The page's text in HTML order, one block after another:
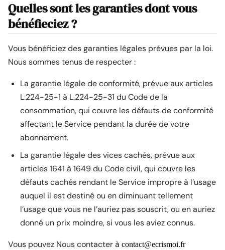
Quelles sont les garanties dont vous
bénéfieciez ?
Vous bénéficiez des garanties légales prévues par la loi.
Nous sommes tenus de respecter :
La garantie légale de conformité, prévue aux articles
L.224-25-1 à L.224-25-31 du Code de la
consommation, qui couvre les défauts de conformité
affectant le Service pendant la durée de votre
abonnement.
La garantie légale des vices cachés, prévue aux
articles 1641 à 1649 du Code civil, qui couvre les
défauts cachés rendant le Service impropre à l’usage
auquel il est destiné ou en diminuant tellement
l’usage que vous ne l’auriez pas souscrit, ou en auriez
donné un prix moindre, si vous les aviez connus.
Vous pouvez Nous contacter à